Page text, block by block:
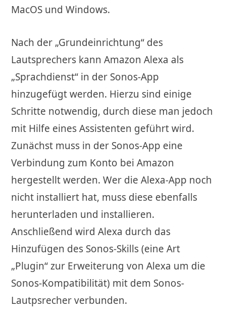
MacOS und Windows.
Nach der „Grundeinrichtung“ des
Lautsprechers kann Amazon Alexa als
„Sprachdienst“ in der Sonos-App
hinzugefügt werden. Hierzu sind einige
Schritte notwendig, durch diese man jedoch
mit Hilfe eines Assistenten geführt wird.
Zunächst muss in der Sonos-App eine
Verbindung zum Konto bei Amazon
hergestellt werden. Wer die Alexa-App noch
nicht installiert hat, muss diese ebenfalls
herunterladen und installieren.
Anschließend wird Alexa durch das
Hinzufügen des Sonos-Skills (eine Art
„Plugin“ zur Erweiterung von Alexa um die
Sonos-Kompatibilität) mit dem Sonos-
Lautpsrecher verbunden.